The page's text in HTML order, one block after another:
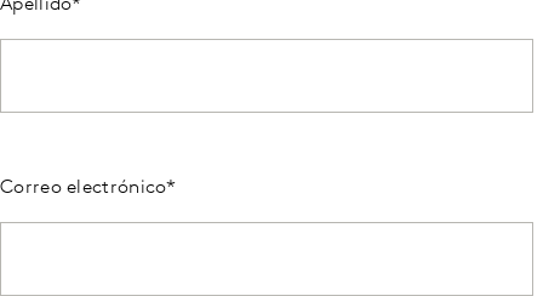
Apellido*
Correo electrónico*